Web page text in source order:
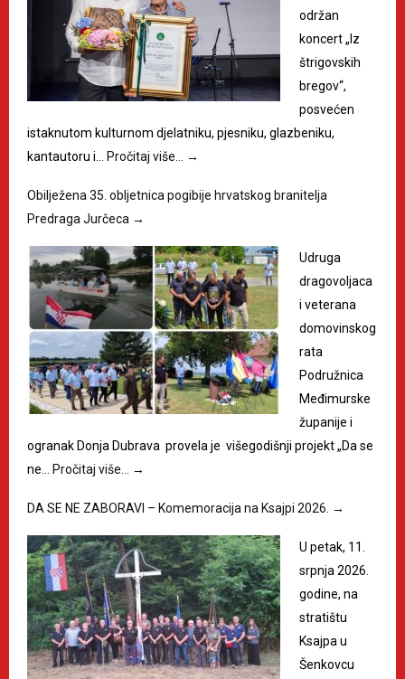
održan
koncert „Iz
štrigovskih
bregov“,
posvećen
istaknutom kulturnom djelatniku, pjesniku, glazbeniku,
kantautoru i… Pročitaj više… →
Obilježena 35. obljetnica pogibije hrvatskog branitelja
Predraga Jurčeca →
Udruga
dragovoljaca
i veterana
domovinskog
rata
Podružnica
Međimurske
županije i
ogranak Donja Dubrava provela je višegodišnji projekt „Da se
ne… Pročitaj više… →
DA SE NE ZABORAVI – Komemoracija na Ksajpi 2026. →
U petak, 11.
srpnja 2026.
godine, na
stratištu
Ksajpa u
Šenkovcu